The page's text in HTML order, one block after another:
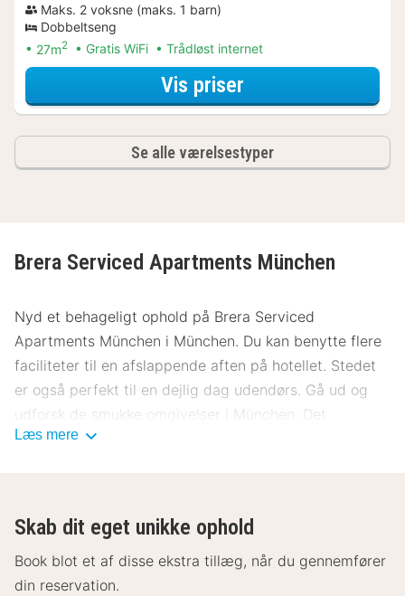
Maks. 2 voksne (maks. 1 barn)
Dobbeltseng
27m2 Gratis WiFi Trådløst internet
Vis priser
Se alle værelsestyper
Brera Serviced Apartments München
Nyd et behageligt ophold på Brera Serviced
Apartments München i München. Du kan benytte flere
faciliteter til en afslappende aften på hotellet. Stedet
er også perfekt til en dejlig dag udendørs. Gå ud og
udforsk de smukke omgivelser i München. Det
garanteres et behageligt ophold på Brera Serviced
Læs mere
Skab dit eget unikke ophold
Book blot et af disse ekstra tillæg, når du gennemfører
din reservation.